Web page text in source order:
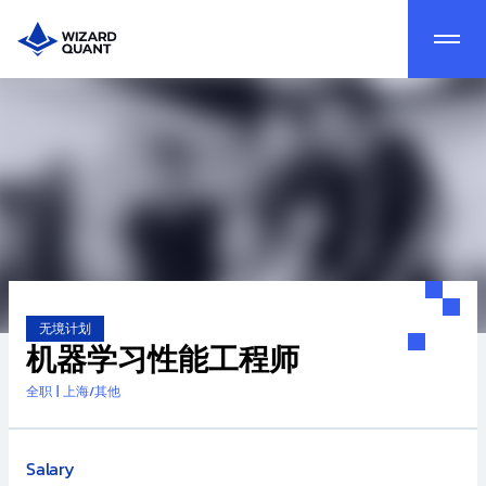
无境计划
机器学习性能工程师
全职 | 上海/其他
Salary